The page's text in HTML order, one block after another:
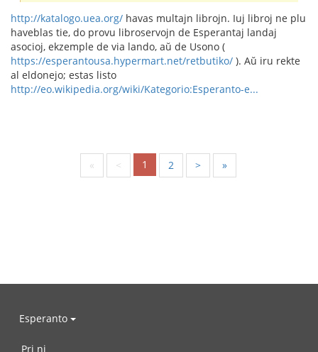
http://katalogo.uea.org/ havas multajn librojn. Iuj libroj ne plu
haveblas tie, do provu libroservojn de Esperantaj landaj
asocioj, ekzemple de via lando, aŭ de Usono (
https://esperantousa.hypermart.net/retbutiko/ ). Aŭ iru rekte
al eldonejo; estas listo
http://eo.wikipedia.org/wiki/Kategorio:Esperanto-e...
« < 1 2 > »
Esperanto
Pri ni